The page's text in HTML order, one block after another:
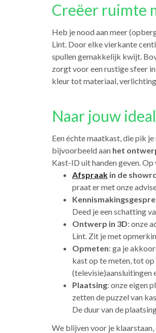
Creëer ruimte
Heb je nood aan meer
Lint. Door elke vierkante
spullen gemakkelijk kwijt.
zorgt voor een rustige sfeer
kleur tot materiaal,
Naar jouw
Een échte maatkast, die pik
bijvoorbeeld aan het
Kast-ID uit handen geven.
Afspraak in de
praat er met onze
Deed je een schatting
Ontwerp in 3D: onze
Lint. Zit je met
Opmeten: ga je
kast op te meten, tot
(televisie)aansluitingen
Plaatsing: onze eigen
zetten de puzzel van
De duur van de
We blijven voor je